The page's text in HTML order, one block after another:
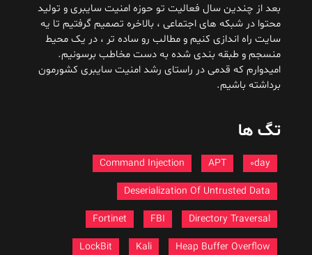
بعد از چندین سال فعالیت تو حوزه امنیت سایبری و تولید
محتوا در شبکه های اجتماعی ، بالاخره تصمیم گرفتیم تا یه
سایت راه اندازی کنیم و مطالب رو ساده تر ، در یک محیط
منسجم و طبقه بندی شده به دست مخاطب برسونیم.
امیدوارم که قدمی در راستای رشد امنیت سایبری کشورمون
برداشته باشیم.
تگ ها
Command Injection
Deserialization Of Untrusted Data
Directory Traversal
Fortinet
Heap Buffer Overflow
LockBit